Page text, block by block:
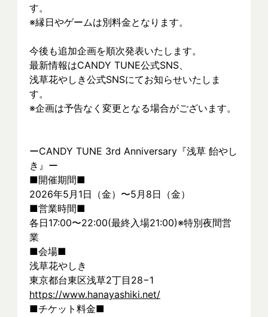
す。
※縁日やゲームは別料金となります。
今後も追加企画を順次発表いたします。
最新情報はCANDY TUNE公式SNS、
浅草花やしき公式SNSにてお知らせいたしま
す。
※企画は予告なく変更となる場合がございます。
ーCANDY TUNE 3rd Anniversary『浅草 飴やし
き』ー
■開催期間■
2026年5月1日（金）〜5月8日（金）
■営業時間■
各日17:00〜22:00(最終入場21:00)※特別夜間営
業
■会場■
浅草花やしき
東京都台東区浅草2丁目28−1
https://www.hanayashiki.net/
■チケット料金■